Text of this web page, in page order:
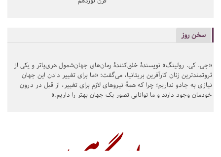
سخن روز
«جی. کی. رولینگ» نویسندهٔ خلق‌کنندهٔ رمان‌های جهان‌شمول هری‌پاتر و یکی از
ثروتمندترین زنان کارآفرین بریتانیا، می‌گفت: «ما برای تغییر دادن این جهان
نیازی به جادو نداریم؛ چرا که همهٔ نیروهای لازم برای تغییر، از قبل در درون
خودمان وجود دارند و ما توانایی تصور یک جهان بهتر را داریم.»